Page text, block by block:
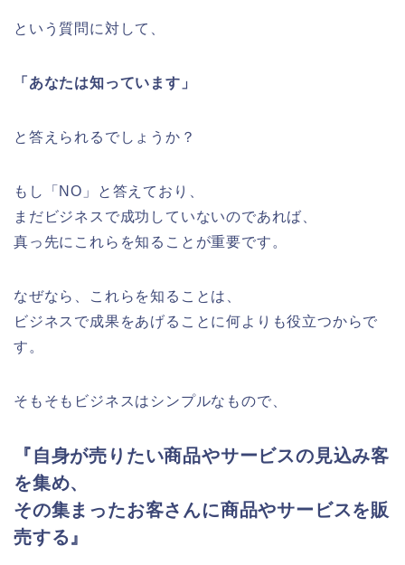
という質問に対して、
「あなたは知っています」
と答えられるでしょうか？
もし「NO」と答えており、
まだビジネスで成功していないのであれば、
真っ先にこれらを知ることが重要です。
なぜなら、これらを知ることは、
ビジネスで成果をあげることに何よりも役立つからで
す。
そもそもビジネスはシンプルなもので、
『自身が売りたい商品やサービスの見込み客
を集め、
その集まったお客さんに商品やサービスを販
売する』